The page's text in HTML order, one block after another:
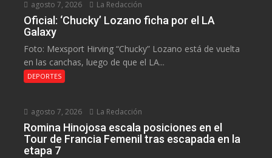
agosto 7, 2026 La Redacción
Oficial: ‘Chucky’ Lozano ficha por el LA
Galaxy
Foto: Mexsport Hirving “Chucky” Lozano está de vuelta
en las canchas, luego de que el LA...
DEPORTES
agosto 7, 2026 La Redacción
Romina Hinojosa escala posiciones en el
Tour de Francia Femenil tras escapada en la
etapa 7